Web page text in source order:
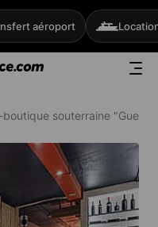
aéroport
souterraine "Guerre